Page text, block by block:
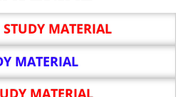
MATERIAL
MATERIAL